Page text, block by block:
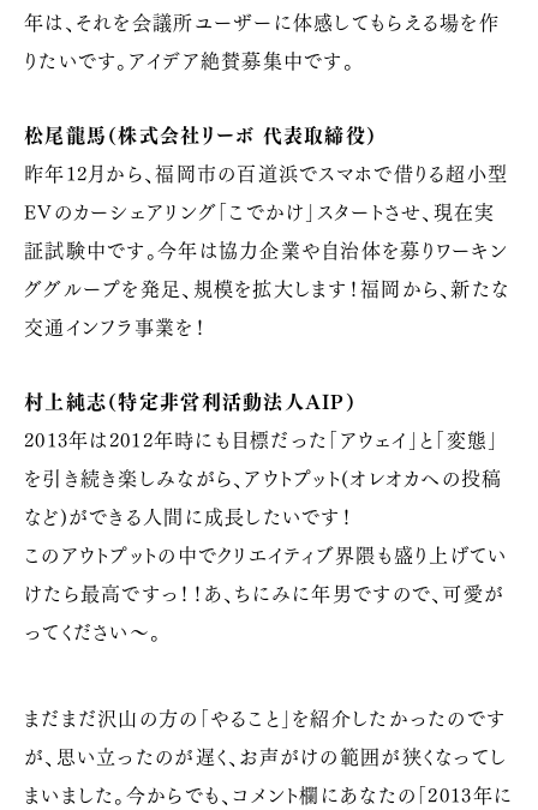
年は、それを会議所ユーザーに体感してもらえる場を作
りたいです。アイデア絶賛募集中です。
松尾龍馬（株式会社リーボ 代表取締役）
昨年12月から、福岡市の百道浜でスマホで借りる超小型
EVのカーシェアリング「こでかけ」スタートさせ、現在実
証試験中です。今年は協力企業や自治体を募りワーキン
ググループを発足、規模を拡大します！福岡から、新たな
交通インフラ事業を！
村上純志（特定非営利活動法人AIP）
2013年は2012年時にも目標だった「アウェイ」と「変態」
を引き続き楽しみながら、アウトプット(オレオカへの投稿
など)ができる人間に成長したいです！
このアウトプットの中でクリエイティブ界隈も盛り上げてい
けたら最高ですっ！！あ、ちにみに年男ですので、可愛が
ってください〜。
まだまだ沢山の方の「やること」を紹介したかったのです
が、思い立ったのが遅く、お声がけの範囲が狭くなってし
まいました。今からでも、コメント欄にあなたの「2013年に